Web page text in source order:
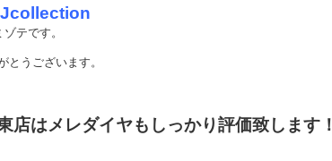
テです。
とうございます。
店はメレダイヤもしっかり評価致します！